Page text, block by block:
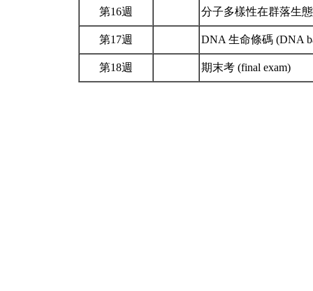
第16週 分子多樣性在群落生態
第17週 DNA 生命條碼 (DNA
第18週 期末考 (final exam)